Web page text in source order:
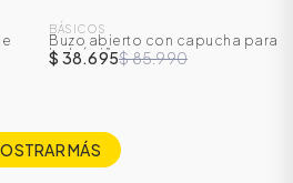
-55 %
BÁSICOS
Buzo abierto con capucha para
bebé niño
$ 38.695$ 85.990
MÁS